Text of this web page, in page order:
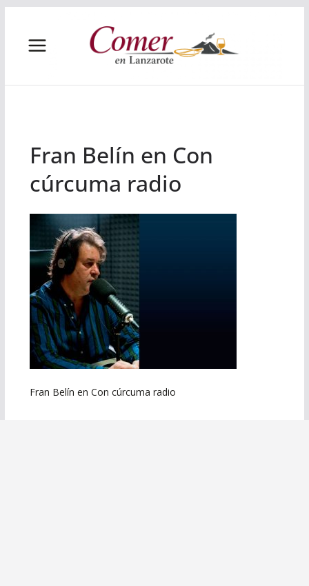
contenido
Fran Belín en Con
cúrcuma radio
Fran Belín en Con cúrcuma radio